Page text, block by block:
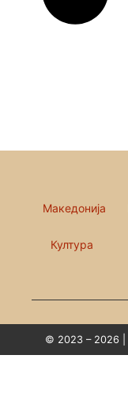
Македонија
Култура
© 2023 – 2026 |